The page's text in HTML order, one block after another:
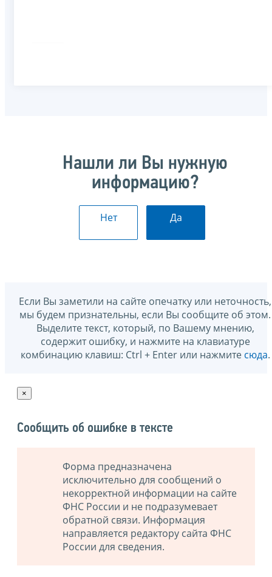
Нашли ли Вы нужную
информацию?
Нет Да
Если Вы заметили на сайте опечатку или неточность,
мы будем признательны, если Вы сообщите об этом.
Выделите текст, который, по Вашему мнению,
содержит ошибку, и нажмите на клавиатуре
комбинацию клавиш: Ctrl + Enter или нажмите сюда.
×
Сообщить об ошибке в тексте
Форма предназначена
исключительно для сообщений о
некорректной информации на сайте
ФНС России и не подразумевает
обратной связи. Информация
направляется редактору сайта ФНС
России для сведения.